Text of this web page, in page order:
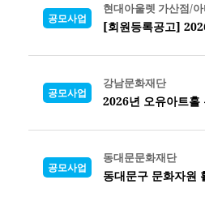
공모사업
현대아울렛 가산점/
[회원등록공고]
공모사업
강남문화재단
2026년 오유아트홀
공모사업
동대문문화재단
동대문구 문화자원